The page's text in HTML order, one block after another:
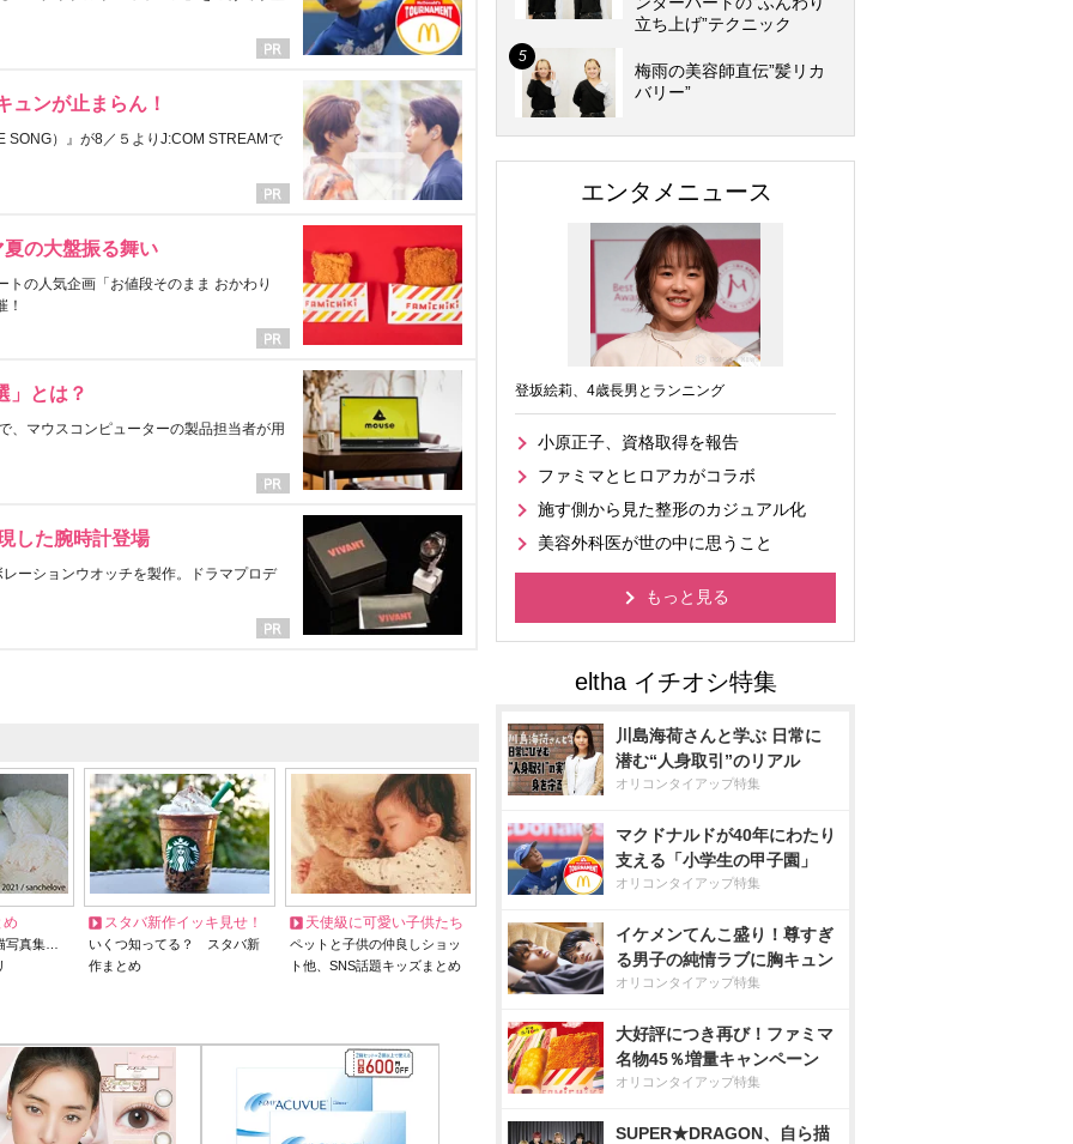
ュンが止まらん！
SONG）』が8／５よりJ:COM STREAMで
の大盤振る舞い
の人気企画「お値段そのまま おかわり
！
」とは？
、マウスコンピューターの製品担当者が用
した腕時計登場
ーションウオッチを製作。ドラマプロデ
め
写真集…
スタバ新作イッキ見せ！
いくつ知ってる？ スタバ新
作まとめ
天使級に可愛い子供たち
ペットと子供の仲良しショッ
ト他、SNS話題キッズまとめ
立ち上げ”テクニック
梅雨の美容師直伝”髪リカ
バリー”
エンタメニュース
登坂絵莉、4歳長男とランニング
小原正子、資格取得を報告
ファミマとヒロアカがコラボ
施す側から見た整形のカジュアル化
美容外科医が世の中に思うこと
もっと見る
川島海荷さんと学ぶ 日常に
潜む“人身取引”のリアル
オリコンタイアップ特集
マクドナルドが40年にわたり
支える「小学生の甲子園」
オリコンタイアップ特集
イケメンてんこ盛り！尊すぎ
る男子の純情ラブに胸キュン
オリコンタイアップ特集
大好評につき再び！ファミマ
名物45％増量キャンペーン
オリコンタイアップ特集
SUPER★DRAGON、自ら描